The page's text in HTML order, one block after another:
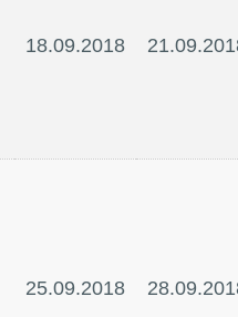
18.09.2018
25.09.2018